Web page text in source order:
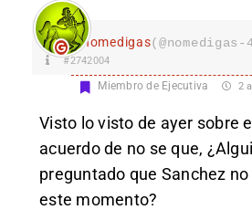
nomedigas(@nomedigas-
#2742004
Miembro de Ejecutiva 2
Visto lo visto de ayer sobre
acuerdo de no se que,
preguntado que Sanchez
este momento?